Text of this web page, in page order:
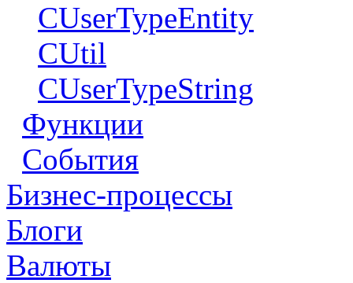
CUserTypeEntity
CUtil
CUserTypeString
Функции
События
Бизнес-процессы
Блоги
Валюты